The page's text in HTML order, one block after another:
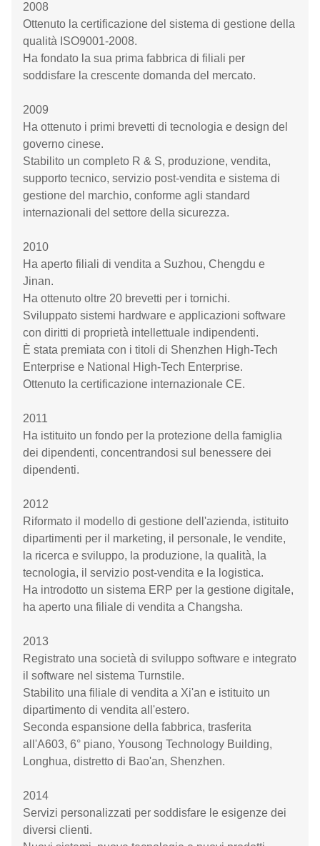
2008
Ottenuto la certificazione del sistema di gestione della
qualità ISO9001-2008.
Ha fondato la sua prima fabbrica di filiali per
soddisfare la crescente domanda del mercato.
2009
Ha ottenuto i primi brevetti di tecnologia e design del
governo cinese.
Stabilito un completo R & S, produzione, vendita,
supporto tecnico, servizio post-vendita e sistema di
gestione del marchio, conforme agli standard
internazionali del settore della sicurezza.
2010
Ha aperto filiali di vendita a Suzhou, Chengdu e
Jinan.
Ha ottenuto oltre 20 brevetti per i tornichi.
Sviluppato sistemi hardware e applicazioni software
con diritti di proprietà intellettuale indipendenti.
È stata premiata con i titoli di Shenzhen High-Tech
Enterprise e National High-Tech Enterprise.
Ottenuto la certificazione internazionale CE.
2011
Ha istituito un fondo per la protezione della famiglia
dei dipendenti, concentrandosi sul benessere dei
dipendenti.
2012
Riformato il modello di gestione dell'azienda, istituito
dipartimenti per il marketing, il personale, le vendite,
la ricerca e sviluppo, la produzione, la qualità, la
tecnologia, il servizio post-vendita e la logistica.
Ha introdotto un sistema ERP per la gestione digitale,
ha aperto una filiale di vendita a Changsha.
2013
Registrato una società di sviluppo software e integrato
il software nel sistema Turnstile.
Stabilito una filiale di vendita a Xi'an e istituito un
dipartimento di vendita all'estero.
Seconda espansione della fabbrica, trasferita
all'A603, 6° piano, Yousong Technology Building,
Longhua, distretto di Bao'an, Shenzhen.
2014
Servizi personalizzati per soddisfare le esigenze dei
diversi clienti.